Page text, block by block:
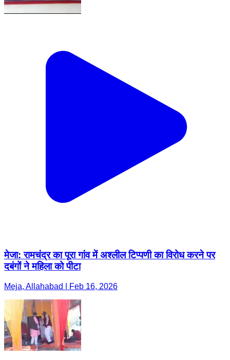
मेजा: रामचंद्र का पूरा गांव में अश्लील टिप्पणी का विरोध करने पर
दबंगों ने महिला को पीटा
Meja, Allahabad | Feb 16, 2026